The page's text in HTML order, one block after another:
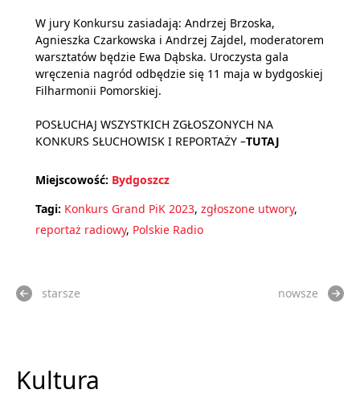
W jury Konkursu zasiadają: Andrzej Brzoska,
Agnieszka Czarkowska i Andrzej Zajdel, moderatorem
warsztatów będzie Ewa Dąbska. Uroczysta gala
wręczenia nagród odbędzie się 11 maja w bydgoskiej
Filharmonii Pomorskiej.
POSŁUCHAJ WSZYSTKICH ZGŁOSZONYCH NA
KONKURS SŁUCHOWISK I REPORTAŻY –TUTAJ
Miejscowość: Bydgoszcz
Tagi: Konkurs Grand PiK 2023, zgłoszone utwory,
reportaż radiowy, Polskie Radio
starsze nowsze
Kultura